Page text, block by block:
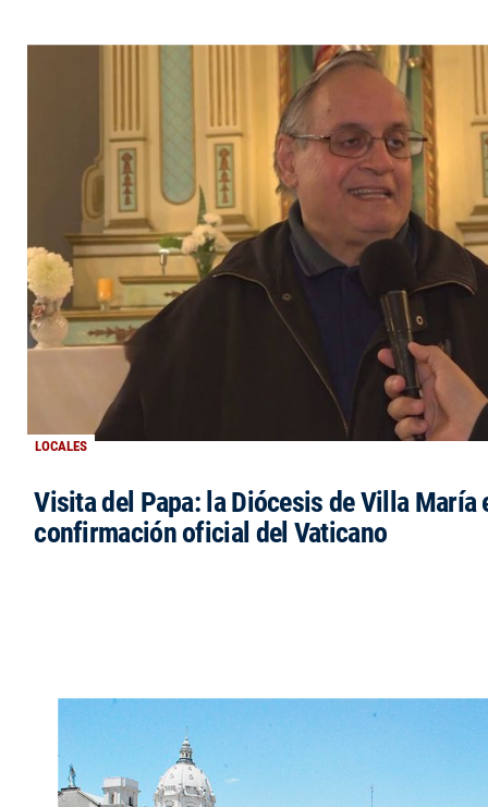
LOCALES
Visita del Papa: la Diócesis de Villa María
confirmación oficial del Vaticano